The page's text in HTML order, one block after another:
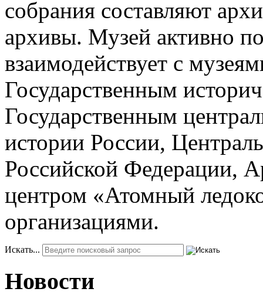
собрания составляют
архивы. Музей активно
взаимодействует с
Государственным
Государственным
истории России,
Российской Федерации,
центром «Атомный
организациями.
Искать...
Новости